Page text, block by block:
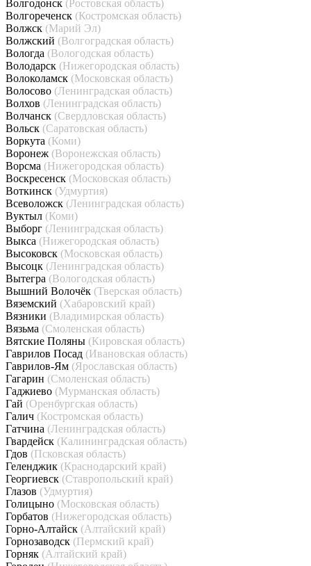
Волгодонск (Ростовская область)
Волгореченск (Костромская область)
Волжск (Марий Эл)
Волжский (Волгоградская область)
Вологда (Вологодская область)
Володарск (Нижегородская область)
Волоколамск (Московская область)
Волосово (Ленинградская область)
Волхов (Ленинградская область)
Волчанск (Свердловская область)
Вольск (Саратовская область)
Воркута (Коми)
Воронеж (Воронежская область)
Ворсма (Нижегородская область)
Воскресенск (Московская область)
Воткинск (Удмуртия)
Всеволожск (Ленинградская область)
Вуктыл (Коми)
Выборг (Ленинградская область)
Выкса (Нижегородская область)
Высоковск (Московская область)
Высоцк (Ленинградская область)
Вытегра (Вологодская область)
Вышний Волочёк (Тверская область)
Вяземский (Хабаровский край)
Вязники (Владимирская область)
Вязьма (Смоленская область)
Вятские Поляны (Кировская область)
Гаврилов Посад (Ивановская область)
Гаврилов-Ям (Ярославская область)
Гагарин (Смоленская область)
Гаджиево (Мурманская область)
Гай (Оренбургская область)
Галич (Костромская область)
Гатчина (Ленинградская область)
Гвардейск (Калининградская область)
Гдов (Псковская область)
Геленджик (Краснодарский край)
Георгиевск (Ставропольский край)
Глазов (Удмуртия)
Голицыно (Московская область)
Горбатов (Нижегородская область)
Горно-Алтайск (Алтайский край)
Горнозаводск (Пермский край)
Горняк (Алтайский край)